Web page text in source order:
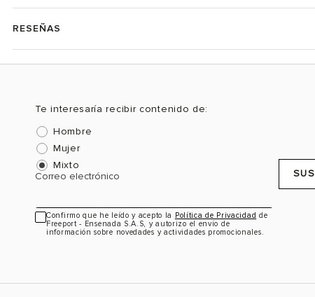
RESEÑAS
Te interesaría recibir contenido de:
Hombre
Mujer
Mixto
Correo electrónico
Confirmo que he leído y acepto la Política de Privacidad de
Freeport - Ensenada S.A.S, y autorizo el envío de
información sobre novedades y actividades promocionales.